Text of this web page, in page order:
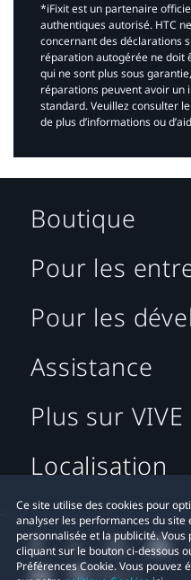
*iFixit est un partenaire
authentiques autorisé. HTC
concernant des déclarations
réparation autogérée ne doit
qui ne sont plus sous
réparations peuvent avoir un
standard. Veuillez consulter le
de plus d’informations ou
Ce site utilise des cookies pour
analyser les performances du
personnalisée et la publicité.
cliquant sur le bouton ci-dessous
Préférences Cookie. Vous
Boutique
Pour les
Pour les
Assistance
Plus sur VIVE
Localisation